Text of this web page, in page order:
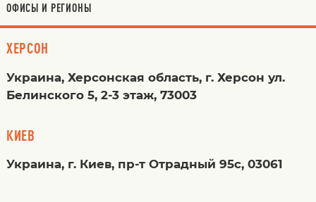
ОФИСЫ И РЕГИОНЫ
ХЕРСОН
Украина, Херсонская область, г. Херсон ул.
Белинского 5, 2-3 этаж, 73003
КИЕВ
Украина, г. Киев, пр-т Отрадный 95с, 03061